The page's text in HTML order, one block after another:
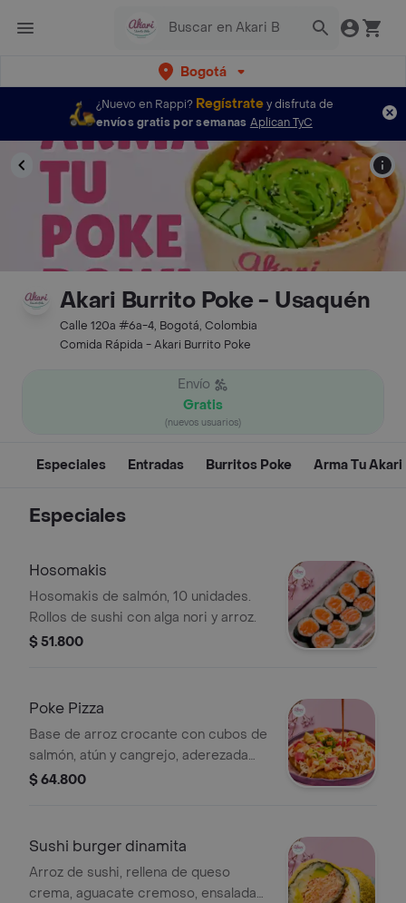
Bogotá
¿Nuevo en Rappi? Regístratey disfruta de
envíos gratis por semanas Aplican TyC
Akari Burrito Poke - Usaquén
Calle 120a #6a-4, Bogotá, Colombia
Comida Rápida - Akari Burrito Poke
Envío
Gratis
(nuevos usuarios)
Especiales Entradas Burritos Poke Arma Tu Akari
Especiales
Hosomakis
Hosomakis de salmón, 10 unidades.
Rollos de sushi con alga nori y arroz.
$ 51.800
Poke Pizza
Base de arroz crocante con cubos de
salmón, atún y cangrejo, aderezada
con mayonesa japonesa, masago,
sésamo tostadas.
$ 64.800
Sushi burger dinamita
Arroz de sushi, rellena de queso
crema, aguacate cremoso, ensalada